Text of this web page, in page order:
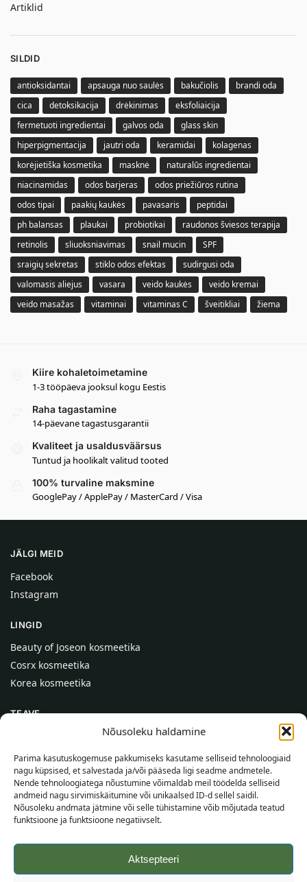
Nõusoleku haldamine
Parima kasutuskogemuse pakkumiseks kasutame selliseid tehnoloogiaid
nagu küpsised, et salvestada ja/või pääseda ligi seadme andmetele.
Nende tehnoloogiatega nõustumine võimaldab meil töödelda selliseid
andmeid nagu sirvimiskäitumine või unikaalsed ID-d sellel saidil.
Nõusoleku andmata jätmine või selle tühistamine võib mõjutada teatud
funktsioone ja funktsioone negatiivselt.
Aktsepteeri
Artiklid
SILDID
antioksidantai apsauga nuo saulės bakučiolis
brandi oda
cica
detoksikacija drėkinimas
eksfoliaicija
fermetuoti ingredientai
galvos oda
glass skin
hiperpigmentacija
jautri oda keramidai
kolagenas
korėjietiška kosmetika
masknė
naturalūs ingredientai
niacinamidas
odos barjeras
odos priežiūros rutina
odos tipai
paakių kaukės pavasaris
peptidai
ph balansas
plaukai probiotikai
raudonos šviesos terapija
retinolis
sliuoksniavimas snail mucin
SPF
sraigių sekretas
stiklo odos efektas
sudirgusi oda
valomasis aliejus
vasara veido kaukės
veido kremai
veido masažas
vitaminai vitaminas C šveitikliai žiema
Kiire kohaletoimetamine
1-3 tööpäeva jooksul kogu Eestis
Raha tagastamine
14-päevane tagastusgarantii
Kvaliteet ja usaldusväärsus
Tuntud ja hoolikalt valitud tooted
100% turvaline maksmine
GooglePay / ApplePay / MasterCard / Visa
JÄLGI MEID
Facebook
Instagram
LINGID
Beauty of Joseon kosmeetika
Cosrx kosmeetika
Korea kosmeetika
TEAVE
Kontaktid
Abi
TEAVE OSTJALE
Tarnetingimused
Tingimused
Veebikaart